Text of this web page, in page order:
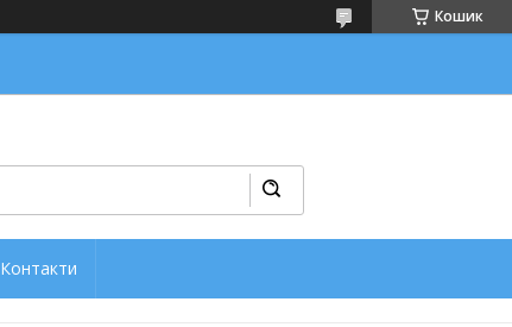
Кошик
Контакти